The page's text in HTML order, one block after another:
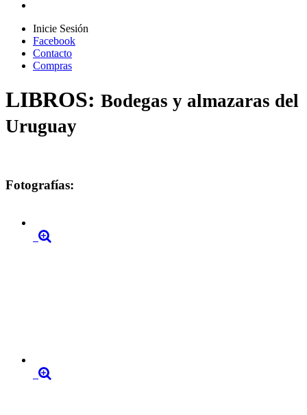
Inicie Sesión
Facebook
Contacto
Compras
LIBROS: Bodegas y almazaras del
Uruguay
Fotografías: